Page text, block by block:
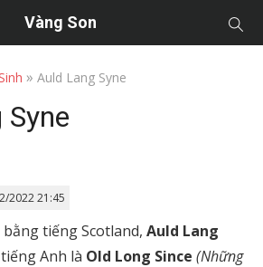
Vàng Son
» Auld Lang Syne
2022 21:45
tiếng Scotland, Auld Lang
Anh là Old Long Since (Những